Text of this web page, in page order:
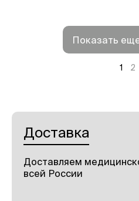
Показать
1 2
Доставка
Доставляем
всей России